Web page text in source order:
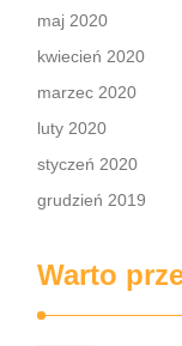
maj 2020
kwiecień 2020
marzec 2020
luty 2020
styczeń 2020
grudzień 2019
Warto